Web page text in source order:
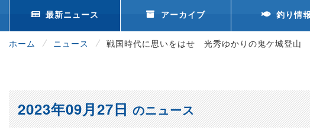
最新ニュース アーカイブ 釣り情報
ホーム ニュース 戦国時代に思いをはせ 光秀ゆかりの鬼ケ城登山
2023年09月27日のニュース